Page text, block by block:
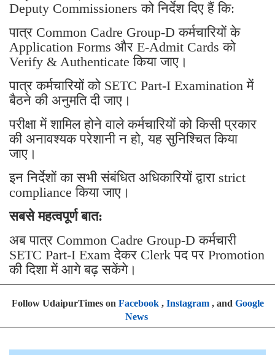
Deputy Commissioners को निर्देश दिए हैं कि:
पात्र Common Cadre Group-D कर्मचारियों के
Application Forms और E-Admit Cards को
Verify & Authenticate किया जाए।
पात्र कर्मचारियों को SETC Part-I Examination में
बैठने की अनुमति दी जाए।
परीक्षा में शामिल होने वाले कर्मचारियों को किसी प्रकार
की अनावश्यक परेशानी न हो, यह सुनिश्चित किया
जाए।
इन निर्देशों का सभी संबंधित अधिकारियों द्वारा strict
compliance किया जाए।
सबसे महत्वपूर्ण बात:
अब पात्र Common Cadre Group-D कर्मचारी
SETC Part-I Exam देकर Clerk पद पर Promotion
की दिशा में आगे बढ़ सकेंगे।
Follow UdaipurTimes on Facebook, Instagram, and Google
News